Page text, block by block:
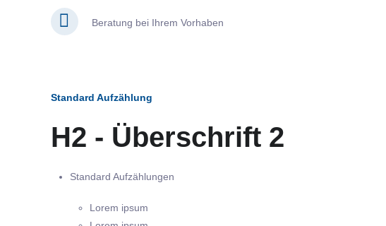
Beratung bei Ihrem Vorhaben
Standard Aufzählung
H2 - Überschrift 2
Standard Aufzählungen
Lorem ipsum